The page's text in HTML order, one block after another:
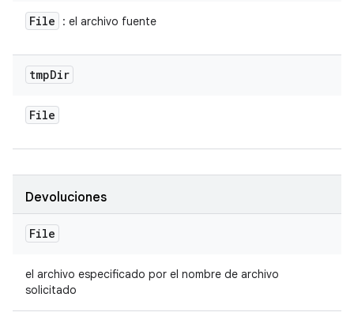
File : el archivo fuente
tmpDir
File
Devoluciones
File
el archivo especificado por el nombre de archivo
solicitado